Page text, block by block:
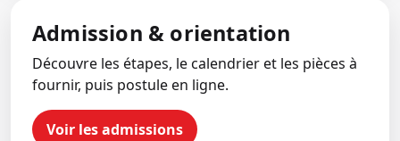
Admission & orientation
Découvre les étapes, le calendrier et les pièces à
fournir, puis postule en ligne.
Voir les admissions